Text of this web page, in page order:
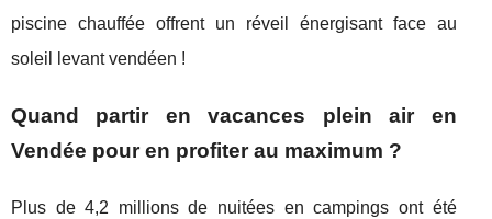
piscine chauffée offrent un réveil énergisant face au
soleil levant vendéen !
Quand partir en vacances plein air en
Vendée pour en profiter au maximum ?
Plus de 4,2 millions de nuitées en campings ont été